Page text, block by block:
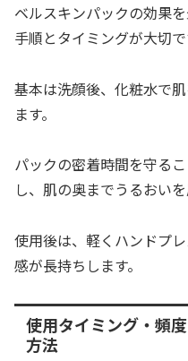
ベルスキンパックの効果
手順とタイミングが大切で
基本は洗顔後、化粧水で
ます。
パックの密着時間を守る
し、肌の奥までうるおい
使用後は、軽くハンドプ
感が長持ちします。
使用タイミング・頻
方法